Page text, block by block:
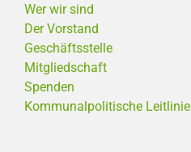
Wer wir sind
Der Vorstand
Geschäftsstelle
Mitgliedschaft
Spenden
Kommunalpolitische Leitlinie